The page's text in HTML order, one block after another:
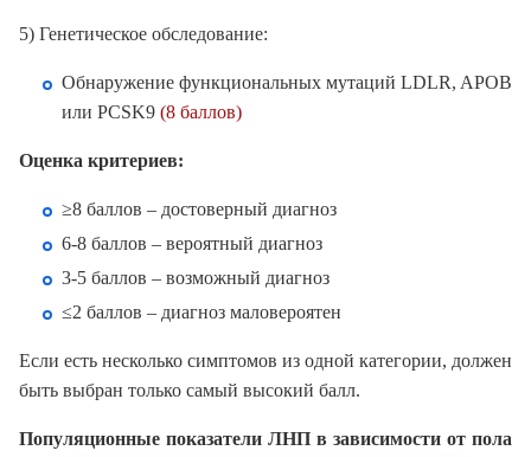
5) Генетическое обследование:
Обнаружение функциональных мутаций LDLR, APOB
или PCSK9 (8 баллов)
Оценка критериев:
≥8 баллов – достоверный диагноз
6-8 баллов – вероятный диагноз
3-5 баллов – возможный диагноз
≤2 баллов – диагноз маловероятен
Если есть несколько симптомов из одной категории, должен
быть выбран только самый высокий балл.
Популяционные показатели ЛНП в зависимости от пола